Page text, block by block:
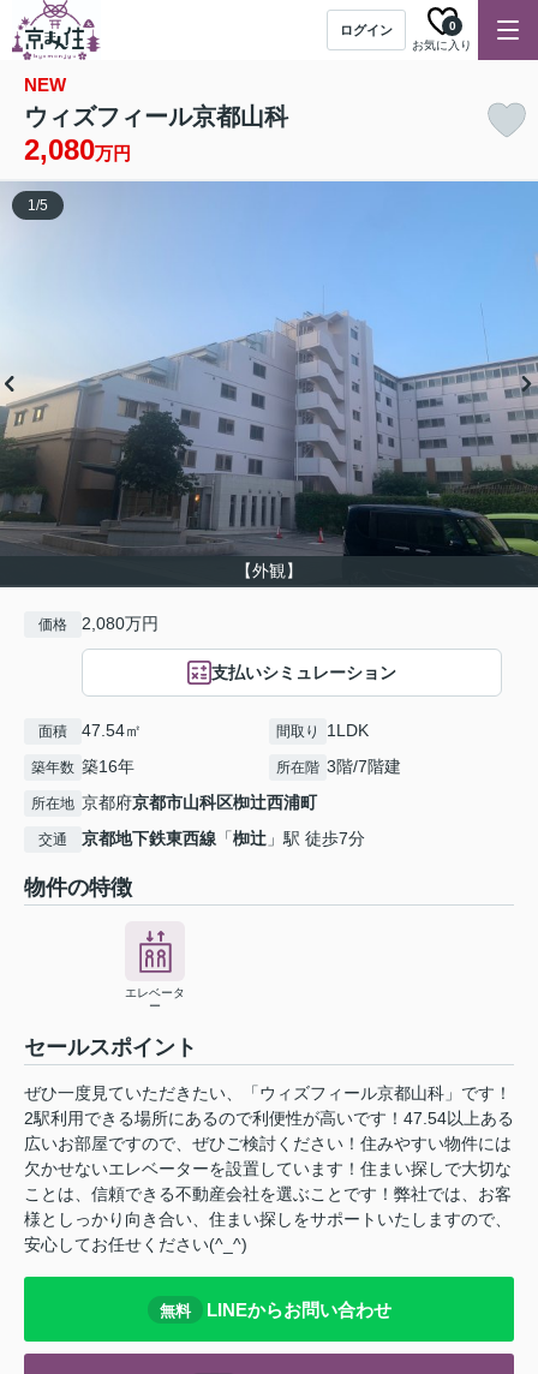
ログイン
お気に入り
0
NEW
ウィズフィール京都山科
2,080万円
【外観】
1/5
価格 2,080万円
支払いシミュレーション
面積 47.54㎡ 間取り 1LDK
築年数 築16年 所在階 3階/7階建
所在地 京都府京都市山科区椥辻西浦町
交通 京都地下鉄東西線 「椥辻 」駅 徒歩7分
物件の特徴
エレベータ
ー
セールスポイント
ぜひ一度見ていただきたい、「ウィズフィール京都山科」です！
2駅利用できる場所にあるので利便性が高いです！47.54以上ある
広いお部屋ですので、ぜひご検討ください！住みやすい物件には
欠かせないエレベーターを設置しています！住まい探しで大切な
ことは、信頼できる不動産会社を選ぶことです！弊社では、お客
様としっかり向き合い、住まい探しをサポートいたしますので、
安心してお任せください(^_^)
無料 LINEからお問い合わせ